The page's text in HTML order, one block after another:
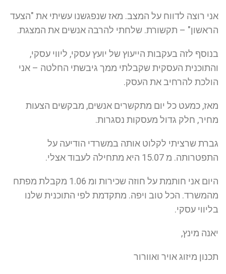
אני רוצה לדווח על המצב. מאז שנפגשנו עשיתי את "הצעד
הראשון" – תקשורת. שלחתי להרבה אנשים את המצגת.
בנוסף לזה בעקבות הייעוץ של יועץ עסקי, ליווי עסקי,
והתוכנית העסקית שקבלתי ממך גיבשתי החלטה – אני
הולכת להרחיב את העסק.
מאז, כמעט כל יום מתקשרים אנשים, מבקשים הצעות
מחיר, חלק גדול מעסקות נסגרות.
גברת שרציתי לקלוט אותה במשרדי הודיעה על
התפטרותה. מ 15.07 היא מתחילה לעבוד אצלי.
היום אני חותמת על חוזה שכירות ומ 1.06 מקבלת מפתח
מהמשרד. הכל טוב ויפה. מתקדמת לפי התוכנית שלנו
בליווי עסקי.
יאנה מינץ,
תכנון מיזוג אויר ואוורור